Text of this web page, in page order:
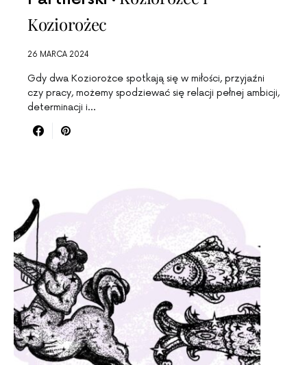
Koziorożec
26 MARCA 2024
Gdy dwa Koziorożce spotkają się w miłości, przyjaźni
czy pracy, możemy spodziewać się relacji pełnej ambicji,
determinacji i…